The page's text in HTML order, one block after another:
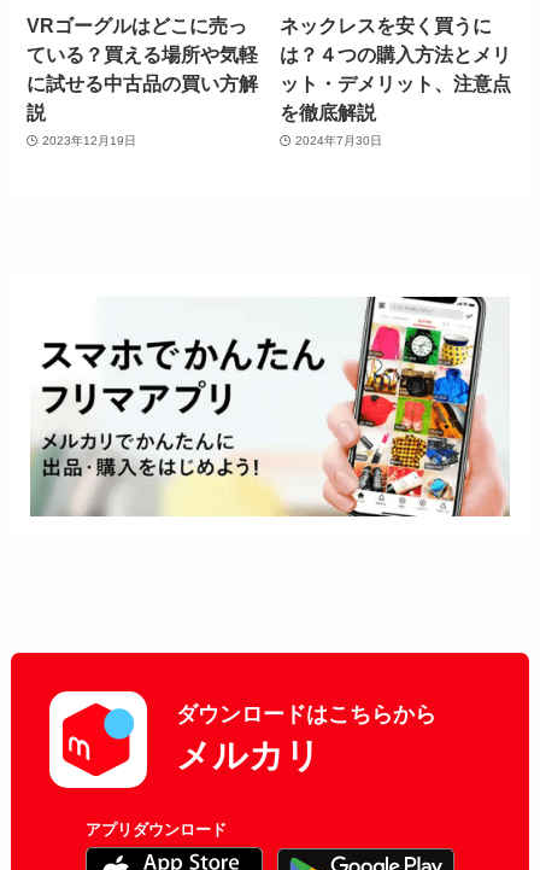
VRゴーグルはどこに売っ
ている？買える場所や気軽
に試せる中古品の買い方解
説
2023年12月19日
ネックレスを安く買うに
は？４つの購入方法とメリ
ット・デメリット、注意点
を徹底解説
2024年7月30日
ダウンロードはこちらから
メルカリ
アプリダウンロード